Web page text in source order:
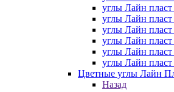
углы Лайн
углы Лайн
углы Лайн
углы Лайн
углы Лайн
углы Лайн
Цветные углы Лайн
Назад